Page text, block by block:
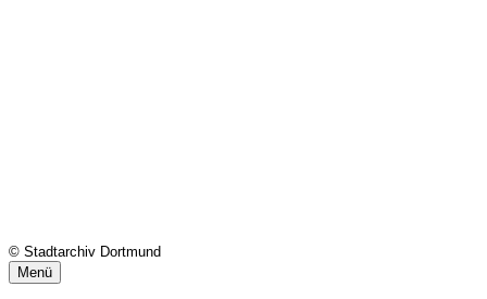
© Stadtarchiv Dortmund
Menü